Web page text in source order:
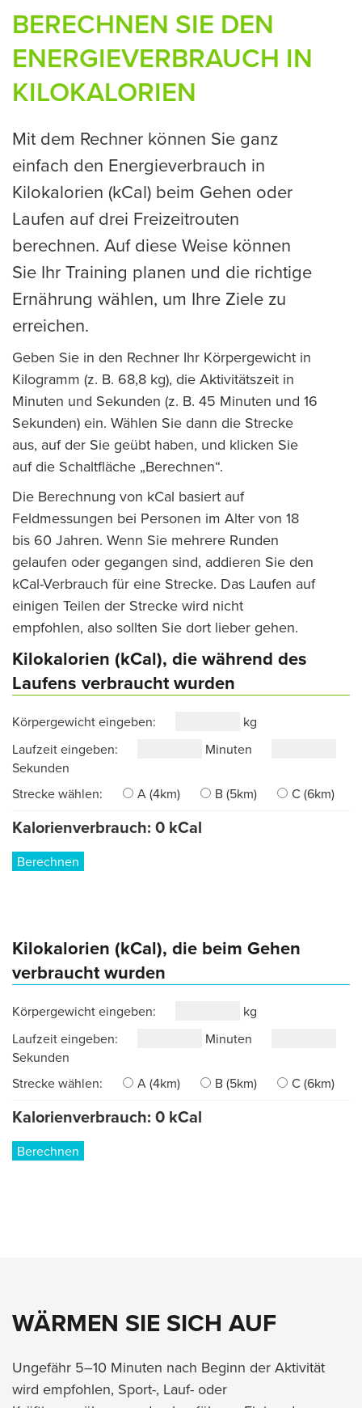
BERECHNEN SIE DEN
ENERGIEVERBRAUCH IN
KILOKALORIEN
Mit dem Rechner können Sie ganz
einfach den Energieverbrauch in
Kilokalorien (kCal) beim Gehen oder
Laufen auf drei Freizeitrouten
berechnen. Auf diese Weise können
Sie Ihr Training planen und die richtige
Ernährung wählen, um Ihre Ziele zu
erreichen.
Geben Sie in den Rechner Ihr Körpergewicht in
Kilogramm (z. B. 68,8 kg), die Aktivitätszeit in
Minuten und Sekunden (z. B. 45 Minuten und 16
Sekunden) ein. Wählen Sie dann die Strecke
aus, auf der Sie geübt haben, und klicken Sie
auf die Schaltfläche „Berechnen“.
Die Berechnung von kCal basiert auf
Feldmessungen bei Personen im Alter von 18
bis 60 Jahren. Wenn Sie mehrere Runden
gelaufen oder gegangen sind, addieren Sie den
kCal-Verbrauch für eine Strecke. Das Laufen auf
einigen Teilen der Strecke wird nicht
empfohlen, also sollten Sie dort lieber gehen.
Kilokalorien (kCal), die während des
Laufens verbraucht wurden
Körpergewicht eingeben:
kg
Laufzeit eingeben:
Minuten
Sekunden
Strecke wählen:
A (4km) B (5km) C (6km)
Kalorienverbrauch: 0 kCal
Berechnen
Kilokalorien (kCal), die beim Gehen
verbraucht wurden
Körpergewicht eingeben:
kg
Laufzeit eingeben:
Minuten
Sekunden
Strecke wählen:
A (4km) B (5km) C (6km)
Kalorienverbrauch: 0 kCal
Berechnen
WÄRMEN SIE SICH AUF
Ungefähr 5–10 Minuten nach Beginn der Aktivität
wird empfohlen, Sport-, Lauf- oder